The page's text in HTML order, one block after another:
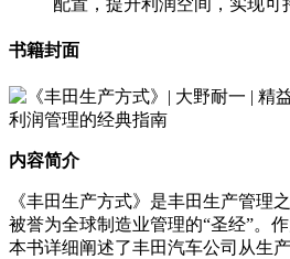
书籍封面
内容简介
《丰田生产方式》是丰田生产管理
被誉为全球制造业管理的“圣经”。
本书详细阐述了丰田汽车公司从生